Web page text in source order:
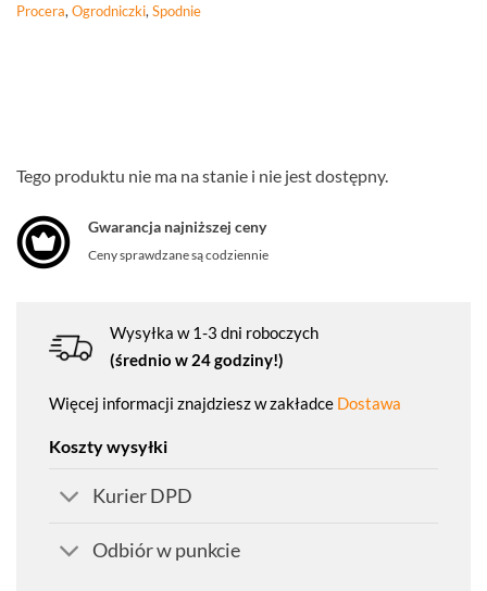
Procera, Ogrodniczki, Spodnie
Tego produktu nie ma na stanie i nie jest dostępny.
Gwarancja najniższej ceny
Ceny sprawdzane są codziennie
Wysyłka w 1-3 dni roboczych
(średnio w 24 godziny!)
Więcej informacji znajdziesz w zakładce Dostawa
Koszty wysyłki
Kurier DPD
Odbiór w punkcie